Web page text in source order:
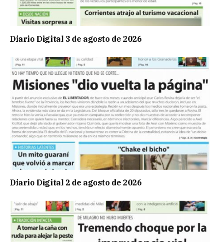
Diario Digital 3 de agosto de 2026
Diario Digital 2 de agosto de 2026